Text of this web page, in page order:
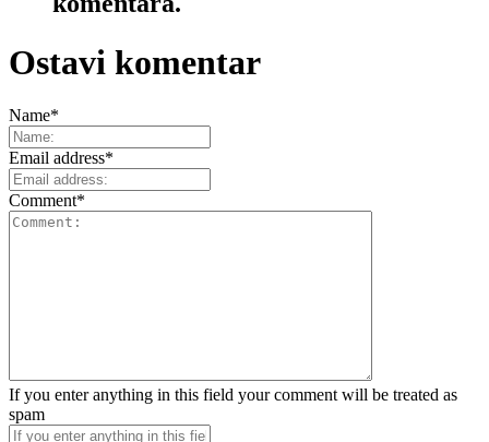
Ostavi komentar
Name*
Email address*
Comment*
If you enter anything in this field your comment will be treated as
spam